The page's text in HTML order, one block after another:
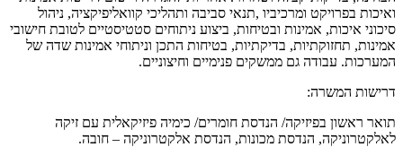
ואיכות בפרויקט ומרכיביו ,תנאי סביבה ותהליכי קוואליפיקציה, ניהול
סיכוני איכות, אמינות ובטיחות, ביצוע ניתוחים סטטיסטיים לטובת חישובי
אמינות, תחזוקתיות, בדיקתיות, בטיחות התכן וניתוחי אמינות שדה של
המערכות. עבודה גם ממשקים פנימיים וחיצוניים.
דרישות המשרה:
תואר ראשון בפיזיקה/ הנדסת חומרים/ כימיה פיזיקאלית עם זיקה
לאלקטרוניקה, הנדסת מכונות, הנדסת אלקטרוניקה – חובה.